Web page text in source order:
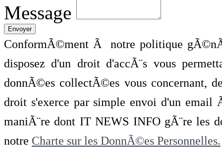
Message
ConformÃ©ment Ã notre politique
disposez d'un droit d'accÃ¨s vous
donnÃ©es collectÃ©es vous concernant,
droit s'exerce par simple envoi d'un
maniÃ¨re dont IT NEWS INFO gÃ¨re les
notre Charte sur les DonnÃ©es Personnelles.